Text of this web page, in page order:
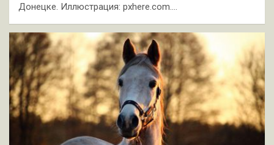
Донецке. Иллюстрация: pxhere.com.…